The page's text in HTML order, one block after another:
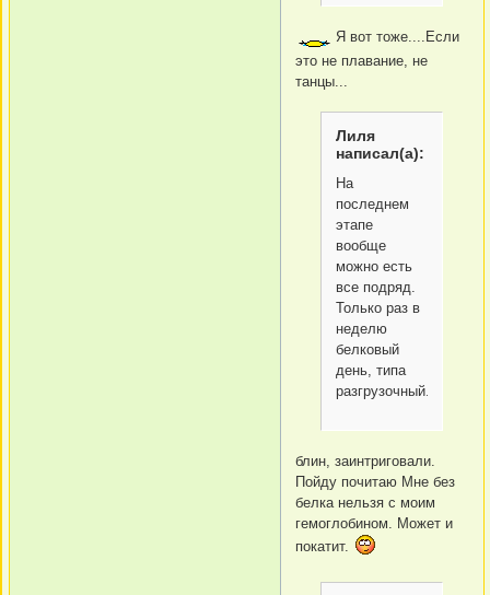
Я вот тоже....Если
это не плавание, не
танцы...
Лиля
написал(а):
На
последнем
этапе
вообще
можно есть
все подряд.
Только раз в
неделю
белковый
день, типа
разгрузочный.
блин, заинтриговали.
Пойду почитаю Мне без
белка нельзя с моим
гемоглобином. Может и
покатит.